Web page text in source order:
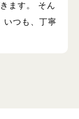
ます。 そん
いつも、丁寧